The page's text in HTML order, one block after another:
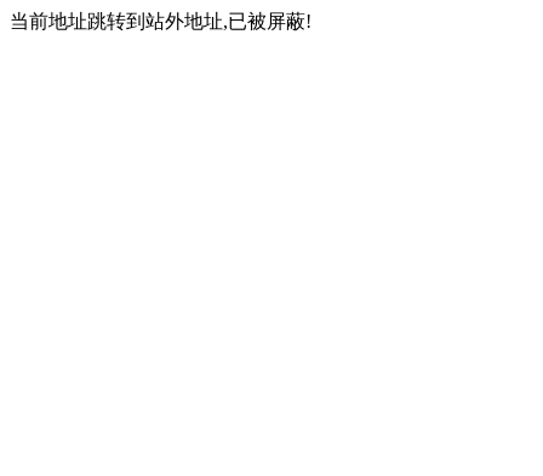
当前地址跳转到站外地址,已被屏蔽!